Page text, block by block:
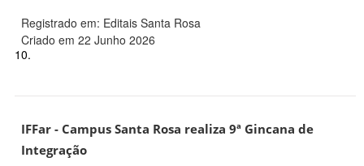
Registrado em: Editais Santa Rosa
Criado em 22 Junho 2026
10.
IFFar - Campus Santa Rosa realiza 9ª Gincana de
Integração